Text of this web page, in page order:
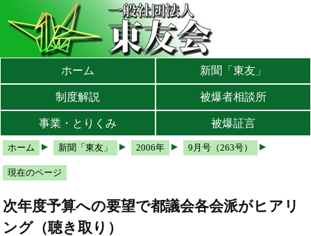
メインメニューへ
サブメニューへ
現在地ナビ（パンくずリスト）へ
ホーム 新聞「東友」
制度解説 被爆者相談所
事業・とりくみ 被爆証言
ホーム 新聞「東友」 2006年 9月号（263号）
現在のページ
次年度予算への要望で都議会各会派がヒアリ
ング（聴き取り）